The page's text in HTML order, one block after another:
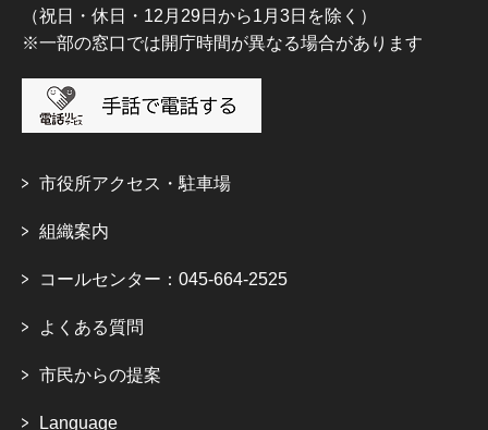
（祝日・休日・12月29日から1月3日を除く）
※一部の窓口では開庁時間が異なる場合があります
市役所アクセス・駐車場
組織案内
コールセンター：045-664-2525
よくある質問
市民からの提案
Language